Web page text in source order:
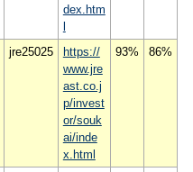
dex.htm
jre25025
https://
www.jre
ast.co.j
p/invest
or/souk
ai/inde
x.html
93% 86%